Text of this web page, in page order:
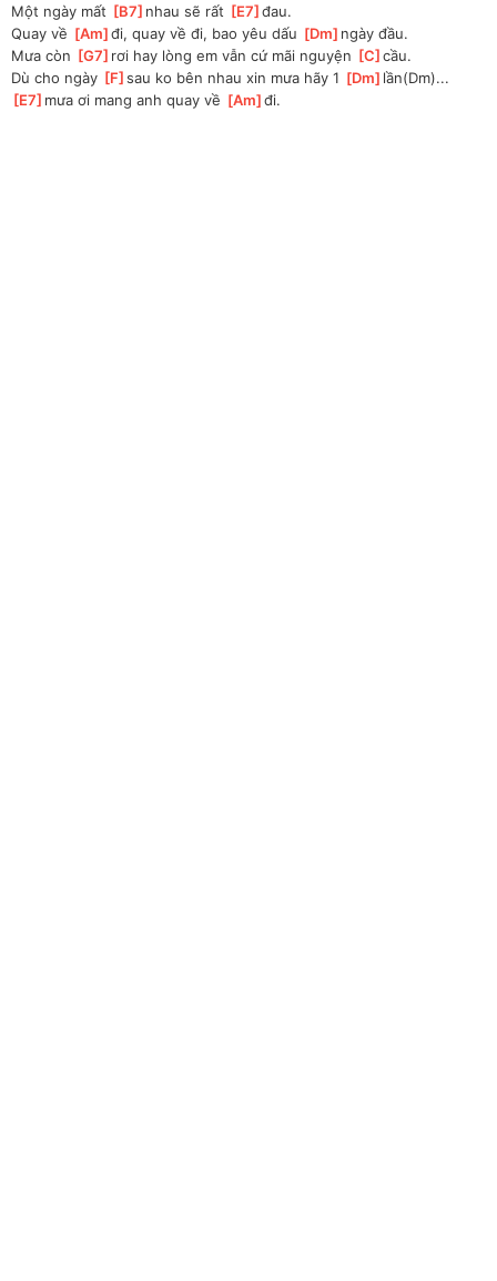
Một ngày mất [B7 ]nhau sẽ rất [E7 ]
đau.
Quay về [Am ]
đi, quay về đi, bao yêu dấu [Dm ]ngày đầu.
Mưa còn [G7 ]rơi hay lòng em vẫn cứ mãi nguyện [C ]
cầu.
Dù cho ngày [F ]
sau ko bên nhau xin mưa hãy 1 [Dm ]lần(Dm)...
E7 ]mưa ơi mang anh quay về [Am ]
đi.